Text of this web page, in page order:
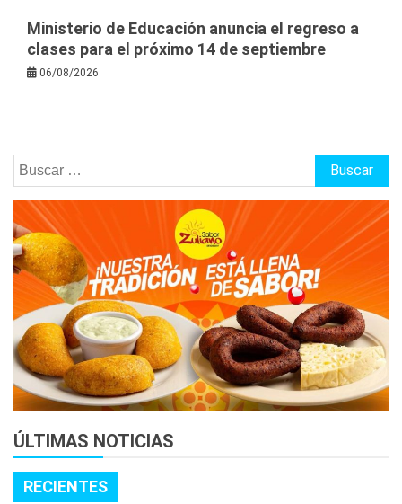
Ministerio de Educación anuncia el regreso a
clases para el próximo 14 de septiembre
06/08/2026
Buscar:
ÚLTIMAS NOTICIAS
RECIENTES